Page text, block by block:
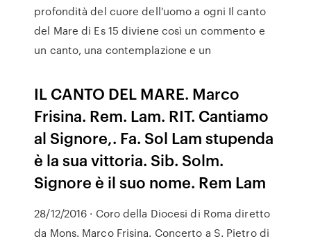
profondità del cuore dell'uomo a ogni Il canto
del Mare di Es 15 diviene così un commento e
un canto, una contemplazione e un
IL CANTO DEL MARE. Marco
Frisina. Rem. Lam. RIT. Cantiamo
al Signore,. Fa. Sol Lam stupenda
è la sua vittoria. Sib. Solm.
Signore è il suo nome. Rem Lam
28/12/2016 · Coro della Diocesi di Roma diretto
da Mons. Marco Frisina. Concerto a S. Pietro di